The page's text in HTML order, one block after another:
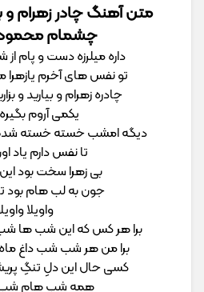
متن آهنگ چادر زهرام و
چشمام
داره میلرزه دست و پام
تو نفس های آخرم یازهرا
چادره زهرام و بیارید و
یکمی آروم
دیگه امشب خسته خسته
تا نفس دارم یاد
بی زهرا سخت بود این
جون به لب هام بود تا
واویلا
برا هر کس که این شب ها
برا من هر شب شب داغ
کسی حال این دلِ تنگِ
همه شب هام شب